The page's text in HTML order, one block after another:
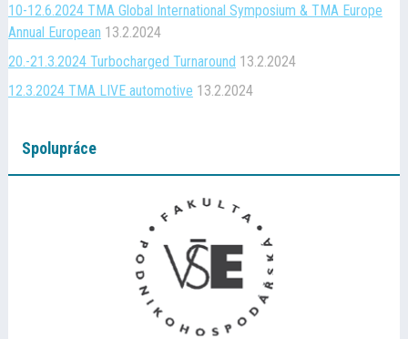
10-12.6.2024 TMA Global International Symposium & TMA Europe
Annual European 13.2.2024
20.-21.3.2024 Turbocharged Turnaround 13.2.2024
12.3.2024 TMA LIVE automotive 13.2.2024
Spolupráce